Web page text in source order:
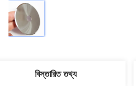
বিস্তারিত তথ্য